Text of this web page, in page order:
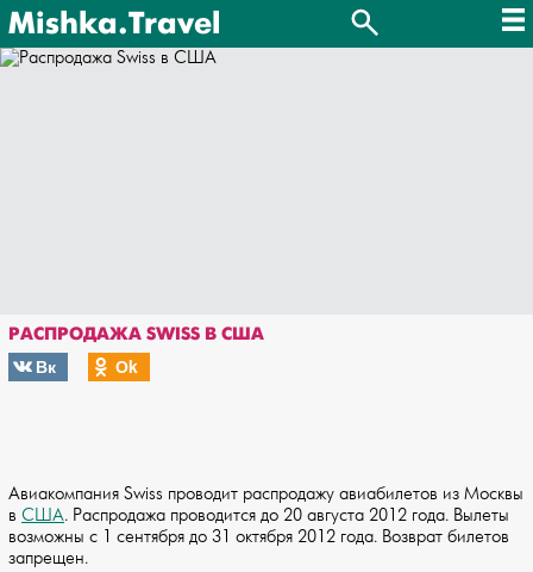
Mishka.Travel
РАСПРОДАЖА SWISS В США
Вк
Оk
Авиакомпания Swiss проводит распродажу авиабилетов из Москвы
в США. Распродажа проводится до 20 августа 2012 года. Вылеты
возможны с 1 сентября до 31 октября 2012 года. Возврат билетов
запрещен.